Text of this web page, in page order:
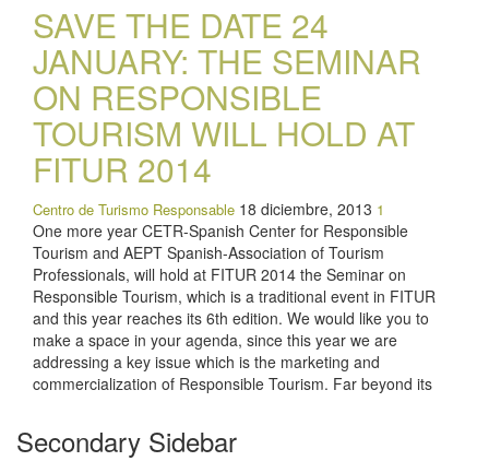
SAVE THE DATE 24
JANUARY: THE SEMINAR
ON RESPONSIBLE
TOURISM WILL HOLD AT
FITUR 2014
Centro de Turismo Responsable 18 diciembre, 2013 1
One more year CETR-Spanish Center for Responsible
Tourism and AEPT Spanish-Association of Tourism
Professionals, will hold at FITUR 2014 the Seminar on
Responsible Tourism, which is a traditional event in FITUR
and this year reaches its 6th edition. We would like you to
make a space in your agenda, since this year we are
addressing a key issue which is the marketing and
commercialization of Responsible Tourism. Far beyond its
Secondary Sidebar